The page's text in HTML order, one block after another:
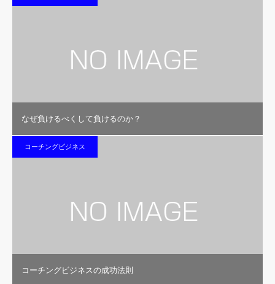
なぜ負けるべくして負けるのか？
コーチングビジネス
コーチングビジネスの成功法則